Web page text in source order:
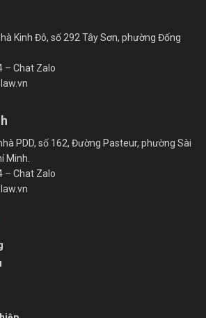
Kinh Đô, số 292 Tây Sơn, phường Đống
– Chat Zalo
PDD, số 162, Đường Pasteur, phường Sài
Minh.
– Chat Zalo